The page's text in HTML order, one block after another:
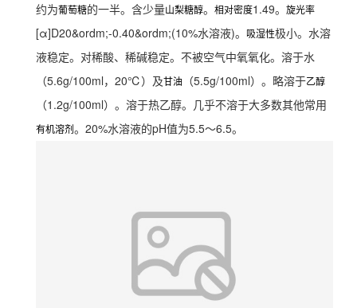
约为葡萄糖的一半。含少量山梨糖醇。 相对密度1.49。 旋光率
[α]D20&ordm;-0.40&ordm;(10%水溶液)。 吸湿性极小。水溶
液稳定。对稀酸、稀碱稳定。不被空气中氧氧化。溶于水
（5.6g/100ml，20℃）及甘油 （5.5g/100ml）。略溶于乙醇
（1.2g/100ml）。溶于热乙醇。几乎不溶于大多数其他常用
有机溶剂 。20%水溶液的pH值为5.5～6.5。